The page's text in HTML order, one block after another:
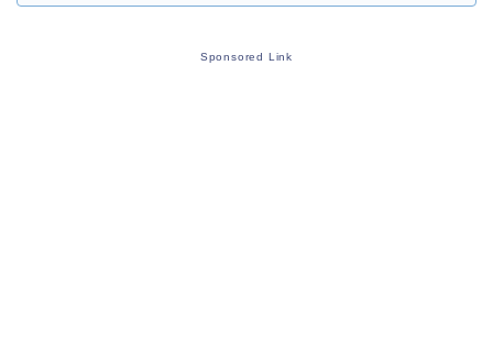
Sponsored Link